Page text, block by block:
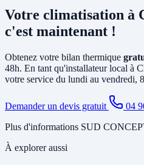
proposons descontrats de
le nettoyage des filtres, la
contrôle des performances et la
Votre climatisation à
c'est maintenant !
Obtenez votre bilan thermique
48h. En tant qu'installateur local à
votre service du lundi au vendredi,
Demander un devis gratuit
04
Plus d'informations SUD
À explorer aussi